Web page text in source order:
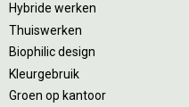
Hybride werken
Thuiswerken
Biophilic design
Kleurgebruik
Groen op kantoor